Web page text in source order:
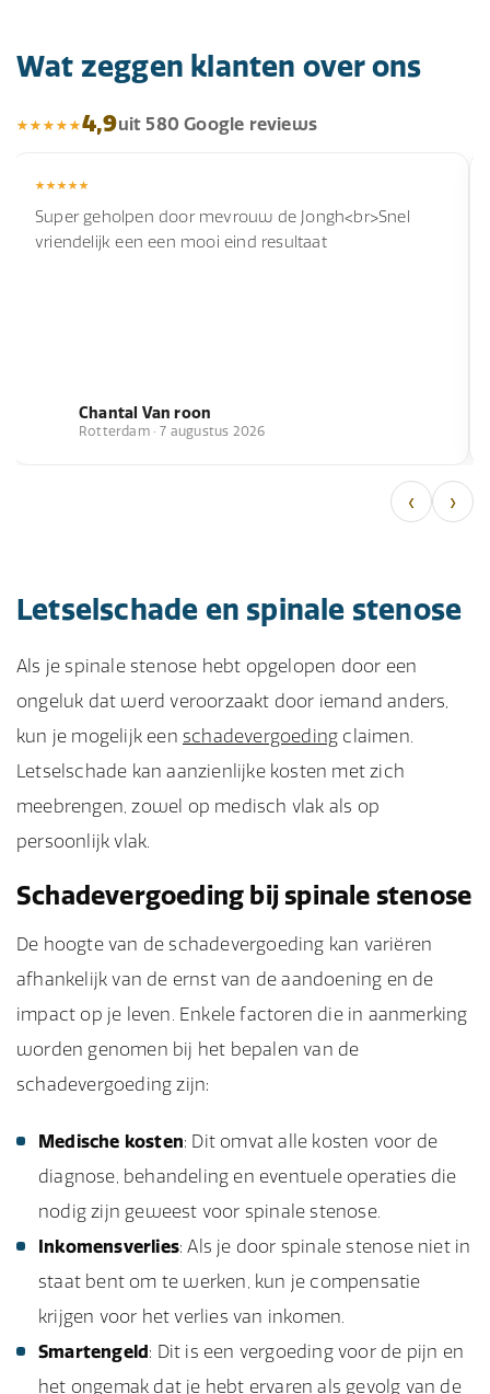
Wat zeggen klanten over ons
4,9uit 580 Google reviews
Super geholpen door mevrouw de Jongh<br>Snel
vriendelijk een een mooi eind resultaat
Chantal Van roon
Rotterdam · 7 augustus 2026
‹ ›
Letselschade en spinale stenose
Als je spinale stenose hebt opgelopen door een
ongeluk dat werd veroorzaakt door iemand anders,
kun je mogelijk een schadevergoeding claimen.
Letselschade kan aanzienlijke kosten met zich
meebrengen, zowel op medisch vlak als op
persoonlijk vlak.
Schadevergoeding bij spinale stenose
De hoogte van de schadevergoeding kan variëren
afhankelijk van de ernst van de aandoening en de
impact op je leven. Enkele factoren die in aanmerking
worden genomen bij het bepalen van de
schadevergoeding zijn:
Medische kosten: Dit omvat alle kosten voor de
diagnose, behandeling en eventuele operaties die
nodig zijn geweest voor spinale stenose.
Inkomensverlies: Als je door spinale stenose niet in
staat bent om te werken, kun je compensatie
krijgen voor het verlies van inkomen.
Smartengeld: Dit is een vergoeding voor de pijn en
het ongemak dat je hebt ervaren als gevolg van de